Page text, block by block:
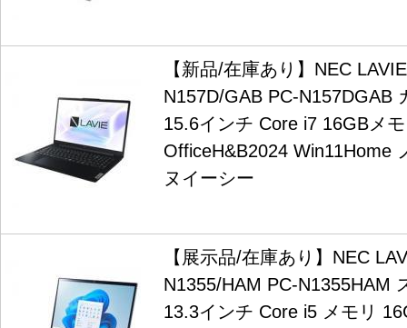
【新品/在庫あり】NEC
N157D/GAB PC-N157DGAB
15.6インチ Core i7 16GBメ
OfficeH&B2024 Win11Home
ヌイーシー
【展示品/在庫あり】NEC
N1355/HAM PC-N1355HAM
13.3インチ Core i5 メモリ